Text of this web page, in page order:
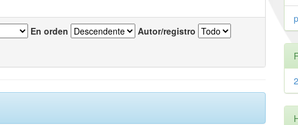
En orden Autor/registro